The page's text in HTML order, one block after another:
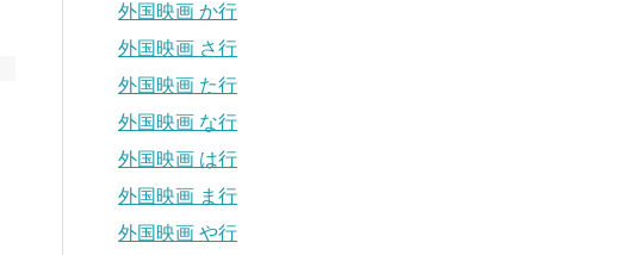
外国映画 か行
外国映画 さ行
外国映画 た行
外国映画 な行
外国映画 は行
外国映画 ま行
外国映画 や行